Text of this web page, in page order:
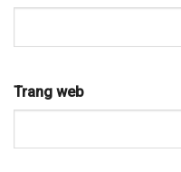
Trang web